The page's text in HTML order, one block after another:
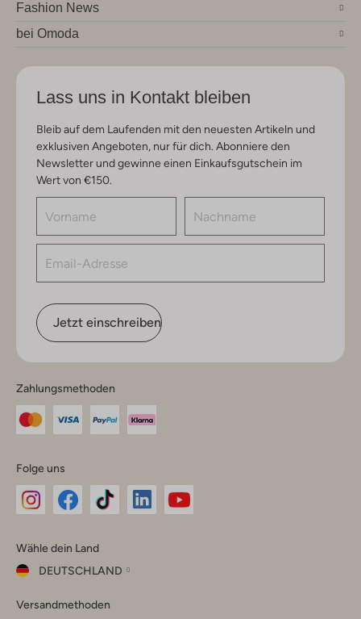
Fashion News
bei Omoda
Lass uns in Kontakt bleiben
Bleib auf dem Laufenden mit den neuesten Artikeln und
exklusiven Angeboten, nur für dich. Abonniere den
Newsletter und gewinne einen Einkaufsgutschein im
Wert von €150.
Jetzt einschreiben
Zahlungsmethoden
Folge uns
Instagram
Facebook
TikTok
Wähle dein Land
DEUTSCHLAND
dein
Versandmethoden